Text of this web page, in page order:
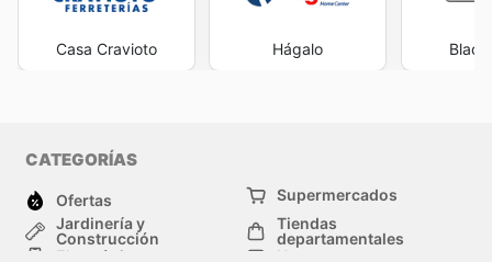
Casa Cravioto Hágalo
CATEGORÍAS
Ofertas
Supermercados
Jardinería y
Construcción
Tiendas
departamentales
Electrónica
Hogar